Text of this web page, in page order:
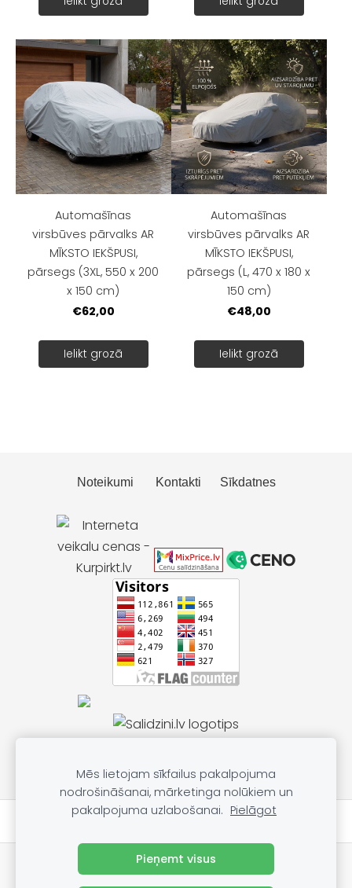
Automašīnas
virsbūves pārvalks AR
MĪKSTO IEKŠPUSI,
pārsegs (3XL, 550 x 200
x 150 cm)
€62,00
Ielikt grozā
Automašīnas
virsbūves pārvalks AR
MĪKSTO IEKŠPUSI,
pārsegs (L, 470 x 180 x
150 cm)
€48,00
Ielikt grozā
Noteikumi Kontakti Sīkdatnes
★★★★★ Atsauksmes par mums Google
📱 Telefons pasūtījumiem un informācijai:
28925696
Mēs lietojam sīkfailus pakalpojuma
nodrošināšanai, mārketinga nolūkiem un
pakalpojuma uzlabošanai. Pielāgot
Pieņemt visus